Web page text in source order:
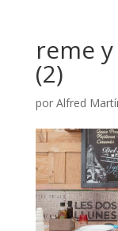
reme
(2)
por Alfred